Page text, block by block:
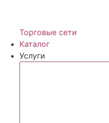
Торговые сети
Каталог
Услуги